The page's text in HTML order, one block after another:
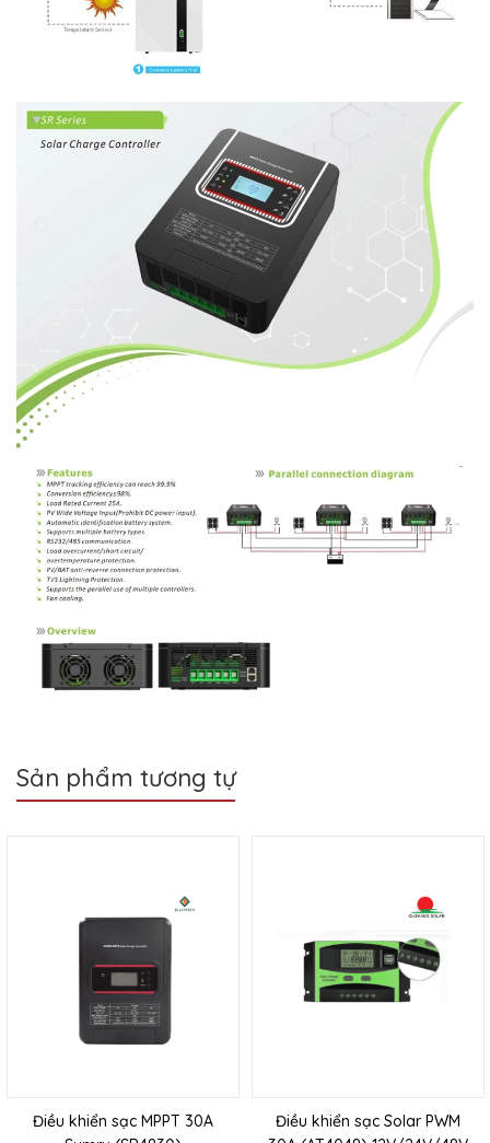
Sản phẩm tương tự
Điều khiển sạc MPPT 30A
Điều khiển sạc Solar PWM